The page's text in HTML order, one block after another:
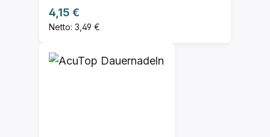
Regulärer Preis:
4,15 €
Netto: 3,49 €